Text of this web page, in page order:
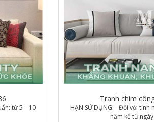
từ 5 – 10
Tranh chim
HẠN SỬ DỤNG: - Đối với
năm kể từ